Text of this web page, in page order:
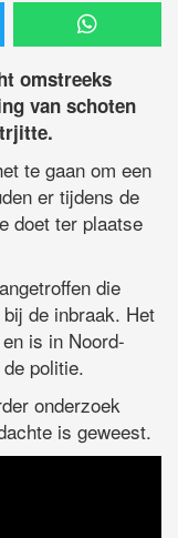
omstreeks
van schoten
te gaan om een
er tijdens de
doet ter plaatse
die
de inbraak. Het
is in Noord-
politie.
onderzoek
is geweest.